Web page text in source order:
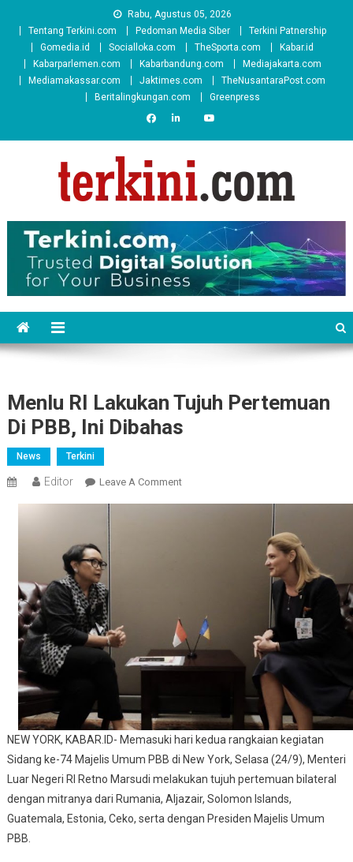
Rabu, Agustus 05, 2026
Tentang Terkini.com
Pedoman Media Siber
Terkini Patnership
Gomedia.id
Socialloka.com TheSporta.com
Kabar.id
Kabarparlemen.com
Kabarbandung.com
Mediajakarta.com
Mediamakassar.com
Jaktimes.com
TheNusantaraPost.com
Beritalingkungan.com
Greenpress
Menlu RI Lakukan Tujuh Pertemuan
Di PBB, Ini Dibahas
News Terkini
Editor Leave A CommentOn
Ini
Dibahas
NEW YORK, KABAR.ID- Memasuki hari kedua rangkaian kegiatan
Sidang ke-74 Majelis Umum PBB di New York, Selasa (24/9), Menteri
Luar Negeri RI Retno Marsudi melakukan tujuh pertemuan bilateral
dengan mitranya dari Rumania, Aljazair, Solomon Islands,
Guatemala, Estonia, Ceko, serta dengan Presiden Majelis Umum
PBB.